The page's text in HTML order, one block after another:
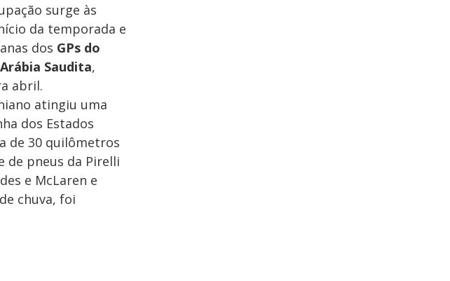
surge às
da temporada e
dos GPs do
Saudita,
abril.
atingiu uma
dos Estados
de 30 quilômetros
de pneus da Pirelli
e McLaren e
chuva, foi